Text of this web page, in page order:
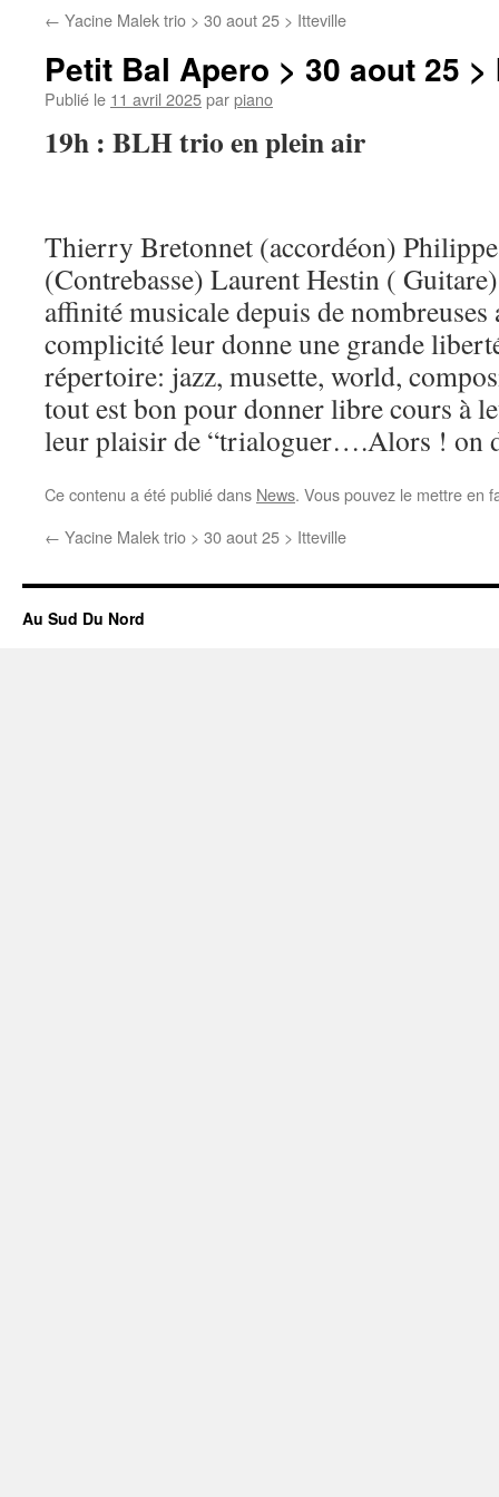
← Yacine Malek trio > 30 aout 25 > Itteville
Petit Bal Apero > 30 aout 25
Publié le 11 avril 2025parpiano
19h : BLH trio en plein air
Thierry Bretonnet (accordéon)
(Contrebasse) Laurent Hestin (
affinité musicale depuis de nombreuses
complicité leur donne une grande
répertoire: jazz, musette, world,
tout est bon pour donner libre cours à
leur plaisir de “trialoguer….Alors ! on
Ce contenu a été publié dans News. Vous pouvez le mettre en
← Yacine Malek trio > 30 aout 25 > Itteville
Au Sud Du Nord